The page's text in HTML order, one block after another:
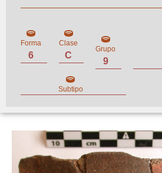
Forma
6
Clase
C
Grupo
9
Subtipo